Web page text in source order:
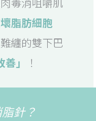
脂肪細胞
纏的雙下巴
善」 ！
針？